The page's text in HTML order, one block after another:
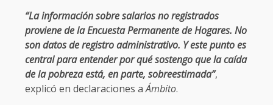
“La información sobre salarios no registrados
proviene de la Encuesta Permanente de Hogares. No
son datos de registro administrativo. Y este punto es
central para entender por qué sostengo que la caída
de la pobreza está, en parte, sobreestimada”,
explicó en declaraciones aÁmbito.